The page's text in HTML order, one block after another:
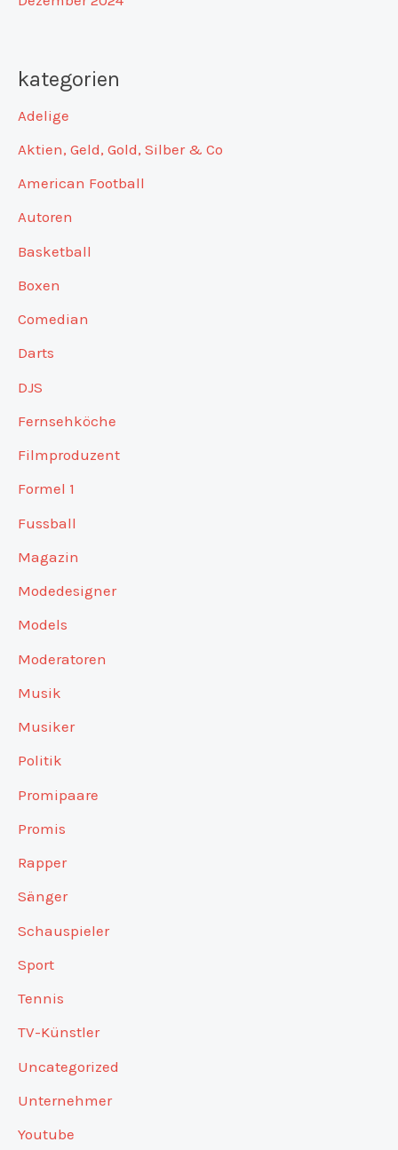
kategorien
Adelige
Aktien, Geld, Gold, Silber & Co
American Football
Autoren
Basketball
Boxen
Comedian
Darts
DJS
Fernsehköche
Filmproduzent
Formel 1
Fussball
Magazin
Modedesigner
Models
Moderatoren
Musik
Musiker
Politik
Promipaare
Promis
Rapper
Sänger
Schauspieler
Sport
Tennis
TV-Künstler
Uncategorized
Unternehmer
Youtube